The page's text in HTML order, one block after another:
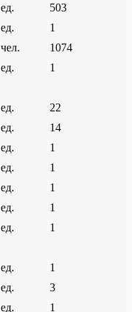
ед.
503
ед.
1
чел.
1074
ед.
1
ед.
22
ед.
14
ед.
1
ед.
1
ед.
1
ед.
1
ед.
1
ед.
1
ед.
3
ед.
1